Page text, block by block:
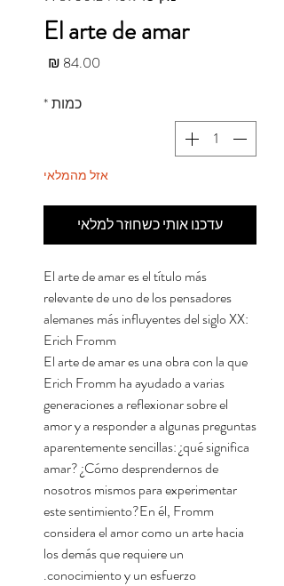
El arte de amar
כמות*
אזל מהמלאי
עדכנו אותי כשחוזר למלאי
El arte de amar es el título más
relevante de uno de los pensadores
alemanes más influyentes del siglo XX:
Erich Fromm
El arte de amar es una obra con la que
Erich Fromm ha ayudado a varias
generaciones a reflexionar sobre el
amor y a responder a algunas preguntas
aparentemente sencillas: ¿qué significa
amar? ¿Cómo desprendernos de
nosotros mismos para experimentar
este sentimiento?En él, Fromm
considera el amor como un arte hacia
los demás que requiere un
conocimiento y un esfuerzo.